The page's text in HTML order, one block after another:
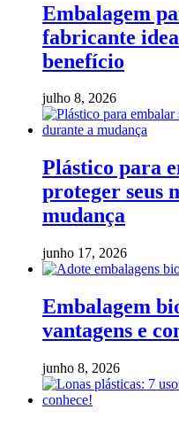
Embalagem
fabricante
benefício
julho 8, 2026
Plástico para
proteger seus
mudança
junho 17, 2026
Embalagem
vantagens e
junho 8, 2026